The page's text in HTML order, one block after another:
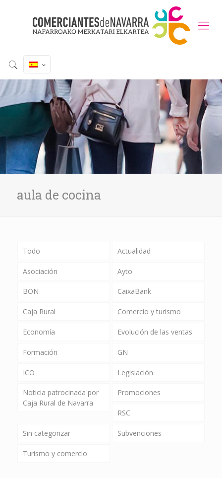
aula de cocina
Todo Actualidad
Asociación Ayto
BON CaixaBank
Caja Rural Comercio y turismo
Economía Evolución de las ventas
Formación GN
ICO Legislación
Noticia patrocinada por
Caja Rural de Navarra
Promociones
RSC
Sin categorizar Subvenciones
Turismo y comercio